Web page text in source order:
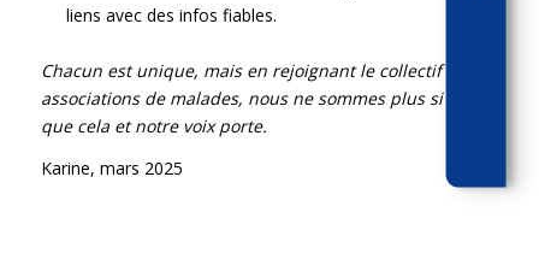
liens avec des infos fiables.
Chacun est unique, mais en rejoignant le collectif des
associations de malades, nous ne sommes plus si rares
que cela et notre voix porte.
Karine, mars 2025